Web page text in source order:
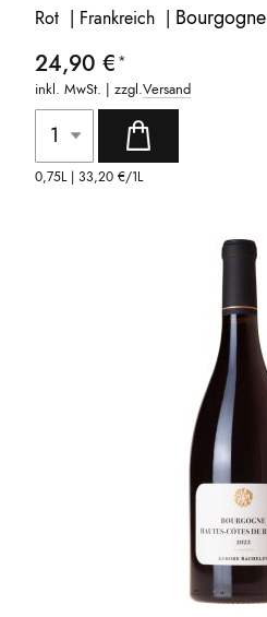
Rot | Frankreich | Bourgogne
24,90 €
inkl. MwSt. | zzgl.Versand
0,75L |33,20 €/1L